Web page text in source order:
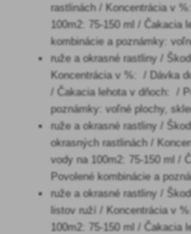
rastlinách / Koncentrácia v
100m2: 75-150 ml / Čakacia
kombinácie a poznámky:
ruže a okrasné rastliny /
Koncentrácia v %: / Dávka
/ Čakacia lehota v dňoch: /
poznámky: voľné plochy,
ruže a okrasné rastliny /
okrasných rastlinách /
vody na 100m2: 75-150 ml /
Povolené kombinácie a
ruže a okrasné rastliny /
listov ruží / Koncentrácia v
100m2: 75-150 ml / Čakacia